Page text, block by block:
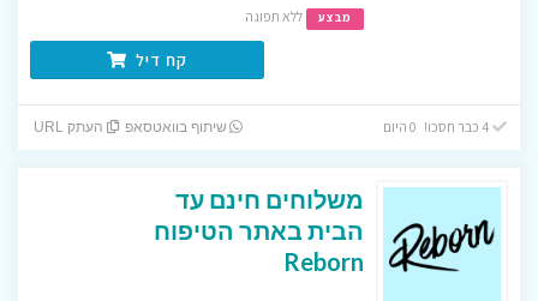
מבצע ללא תפוגה
קח דיל
4 כבר חסכו! 0 היום שיתוף בוואטסאפ העתק URL
משלוחים חינם עד
הבית באתר הטיפוח
Reborn